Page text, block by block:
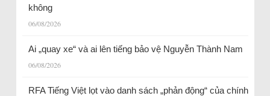
không
06/08/2026
Ai „quay xe“ và ai lên tiếng bảo vệ Nguyễn Thành Nam
06/08/2026
RFA Tiếng Việt lọt vào danh sách „phản động“ của chính